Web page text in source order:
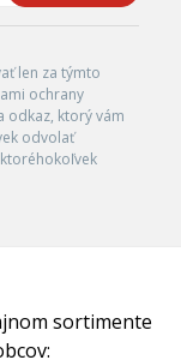
len za týmto
ochrany
odkaz, ktorý vám
odvolať
sortimente